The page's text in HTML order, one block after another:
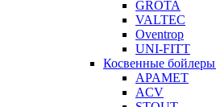
GROTA
VALTEC
Oventrop
UNI-FITT
Косвенные бойлеры
APAMET
ACV